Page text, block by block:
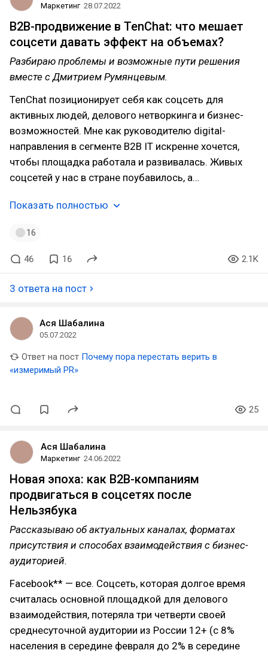
Маркетинг 28.07.2022
B2B-продвижение в TenChat: что мешает
соцсети давать эффект на объемах?
Разбираю проблемы и возможные пути решения
вместе с Дмитрием Румянцевым.
TenChat позиционирует себя как соцсеть для
активных людей, делового нетворкинга и бизнес-
возможностей. Мне как руководителю digital-
направления в сегменте B2B IT искренне хочется,
чтобы площадка работала и развивалась. Живых
соцсетей у нас в стране поубавилось, а…
Показать полностью
16
46 16 2.1K
3 ответа на пост
Ася Шабалина
05.07.2022
Ответ на пост Почему пора перестать верить в
«измеримый PR»
25
Ася Шабалина
Маркетинг 24.06.2022
Новая эпоха: как B2B-компаниям
продвигаться в соцсетях после
Нельзябука
Рассказываю об актуальных каналах, форматах
присутствия и способах взаимодействия с бизнес-
аудиторией.
Facebook** — все. Соцсеть, которая долгое время
считалась основной площадкой для делового
взаимодействия, потеряла три четверти своей
среднесуточной аудитории из России 12+ (с 8%
населения в середине февраля до 2% в середине